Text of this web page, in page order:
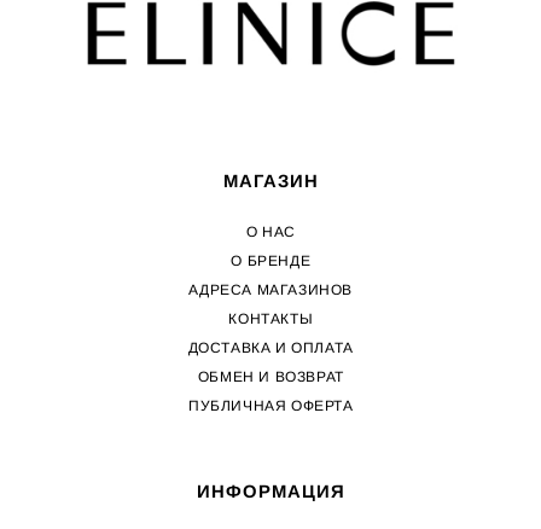
МАГАЗИН
О НАС
О БРЕНДЕ
АДРЕСА МАГАЗИНОВ
КОНТАКТЫ
ДОСТАВКА И ОПЛАТА
ОБМЕН И ВОЗВРАТ
ПУБЛИЧНАЯ ОФЕРТА
ИНФОРМАЦИЯ